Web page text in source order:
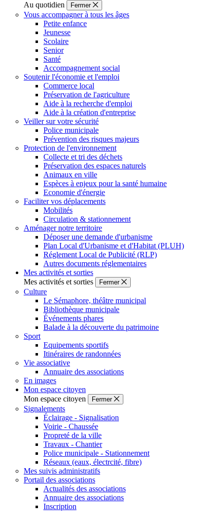
Au quotidien
Fermer
Vous accompagner à tous les âges
Petite enfance
Jeunesse
Scolaire
Senior
Santé
Accompagnement social
Soutenir l'économie et l'emploi
Commerce local
Préservation de l'agriculture
Aide à la recherche d'emploi
Aide à la création d'entreprise
Veiller sur votre sécurité
Police municipale
Prévention des risques majeurs
Protection de l'environnement
Collecte et tri des déchets
Préservation des espaces naturels
Animaux en ville
Espèces à enjeux pour la santé humaine
Economie d'énergie
Faciliter vos déplacements
Mobilités
Circulation & stationnement
Aménager notre territoire
Déposer une demande d'urbanisme
Plan Local d'Urbanisme et d'Habitat (PLUH)
Réglement Local de Publicité (RLP)
Autres documents réglementaires
Mes activités et sorties
Mes activités et sorties
Fermer
Culture
Le Sémaphore, théâtre municipal
Bibliothèque municipale
Événements phares
Balade à la découverte du patrimoine
Sport
Equipements sportifs
Itinéraires de randonnées
Vie associative
Annuaire des associations
En images
Mon espace citoyen
Mon espace citoyen
Fermer
Signalements
Éclairage - Signalisation
Voirie - Chaussée
Propreté de la ville
Travaux - Chantier
Police municipale - Stationnement
Réseaux (eaux, électrcité, fibre)
Mes suivis administratifs
Portail des associations
Actualités des associations
Annuaire des associations
Inscription